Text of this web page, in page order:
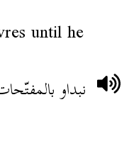
until he
نبداو